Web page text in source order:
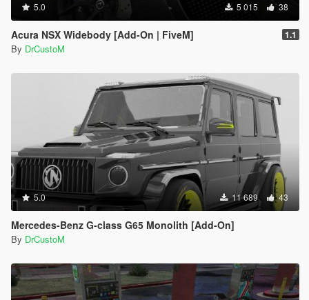
5.0 5 015 38
Acura NSX Widebody [Add-On | FiveM] 1.1
By DrCustoM
5.0 11 689 43
Mercedes-Benz G-class G65 Monolith [Add-On]
By DrCustoM